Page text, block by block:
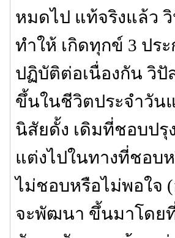
หมดไป แท้จริงแล้ว
ทำให้ เกิดทุกข์ 3 ปร
ปฏิบัติต่อเนื่องกัน วิปั
ขึ้นในชีวิตประจำวัน
นิสัยดั้ง เดิมที่ชอบปรุ
แต่งไปในทางที่ชอบ
ไม่ชอบหรือไม่พอใจ
จะพัฒนา ขึ้นมาโดย